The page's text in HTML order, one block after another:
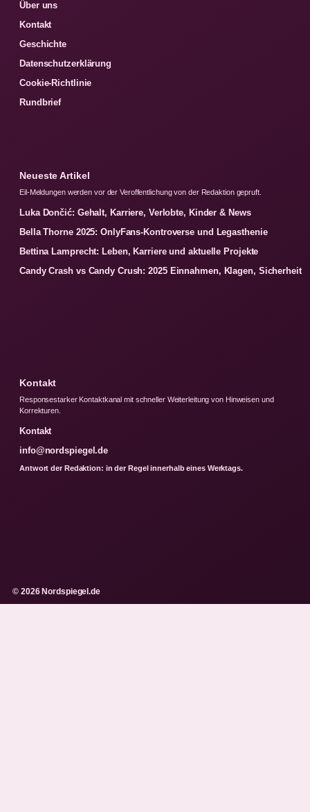
Über uns
Kontakt
Geschichte
Datenschutzerklärung
Cookie-Richtlinie
Rundbrief
Neueste Artikel
Eil-Meldungen werden vor der Veroffentlichung von der Redaktion gepruft.
Luka Dončić: Gehalt, Karriere, Verlobte, Kinder & News
Bella Thorne 2025: OnlyFans-Kontroverse und Legasthenie
Bettina Lamprecht: Leben, Karriere und aktuelle Projekte
Candy Crash vs Candy Crush: 2025 Einnahmen, Klagen, Sicherheit
Kontakt
Responsestarker Kontaktkanal mit schneller Weiterleitung von Hinweisen und
Korrekturen.
Kontakt
info@nordspiegel.de
Antwort der Redaktion: in der Regel innerhalb eines Werktags.
© 2026 Nordspiegel.de